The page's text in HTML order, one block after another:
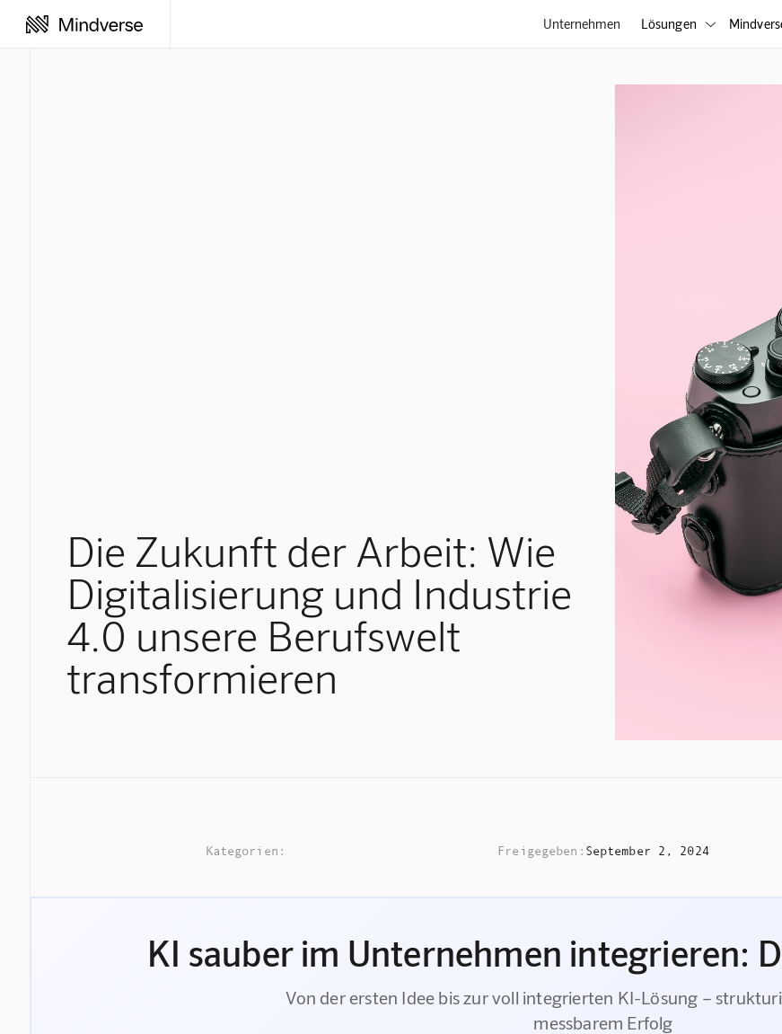
Unternehmen Lösungen 
Die Zukunft der Arbeit: Wie
Digitalisierung und Industrie
4.0 unsere Berufswelt
transformieren
Kategorien: Freigegeben: September 2, 2024
KI sauber im Unternehmen integrieren:
Von der ersten Idee bis zur voll integrierten KI-Lösung –
messbarem Erfolg